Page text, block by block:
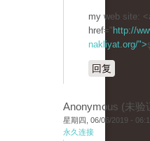
my web site:
href=" http://
nakliyat.org/">
回复
Anonymous (未验
星期四, 06/06/2019 -
永久连接